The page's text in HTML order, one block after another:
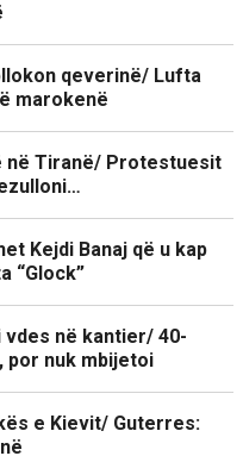
qeverinë/ Lufta
marokenë
në Tiranë/ Protestuesit
Kejdi Banaj që u kap
“Glock”
në kantier/ 40-
por nuk mbijetoi
e Kievit/ Guterres: